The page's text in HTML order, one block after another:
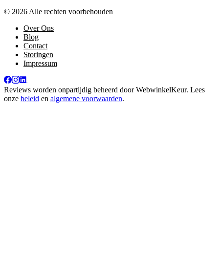
© 2026 Alle rechten voorbehouden
Over Ons
Blog
Contact
Storingen
Impressum
Reviews worden onpartijdig beheerd doorWebwinkelKeur. Lees
onze beleid en algemene voorwaarden.